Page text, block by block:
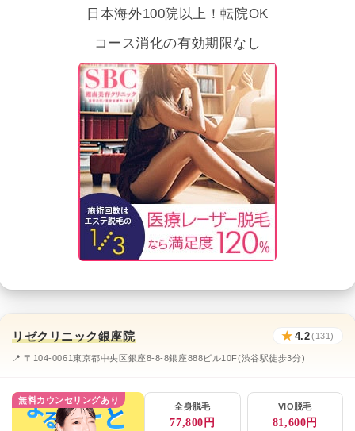
日本海外100院以上！転院OK
コース消化の有効期限なし
リゼクリニック銀座院 ★ 4.2(131)
📍 〒104-0061東京都中央区銀座8-8-8銀座888ビル10F(渋谷駅徒歩3分)
無料カウンセリングあり
全身脱毛
77,800円
VIO脱毛
81,600円